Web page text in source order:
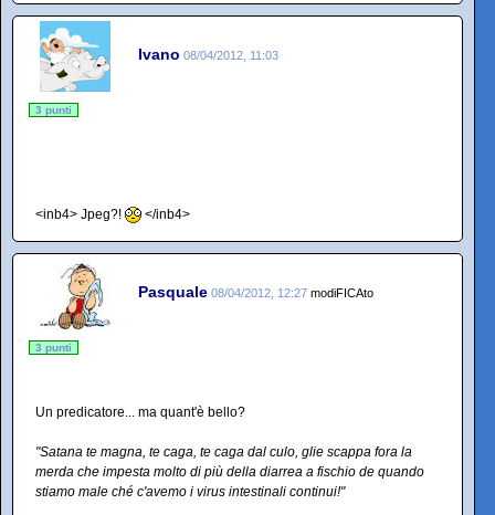
Ivano 08/04/2012, 11:03
3 punti
<inb4> Jpeg?! </inb4>
Pasquale 08/04/2012, 12:27 modiFICAto
3 punti
Un predicatore... ma quant'è bello?
"Satana te magna, te caga, te caga dal culo, glie scappa fora la
merda che impesta molto di più della diarrea a fischio de quando
stiamo male ché c'avemo i virus intestinali continui!"